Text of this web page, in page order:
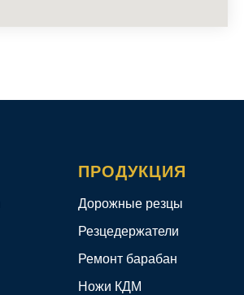
ПРОДУКЦИЯ
Дорожные резцы
Резцедержатели
Ремонт барабан
Ножи КДМ